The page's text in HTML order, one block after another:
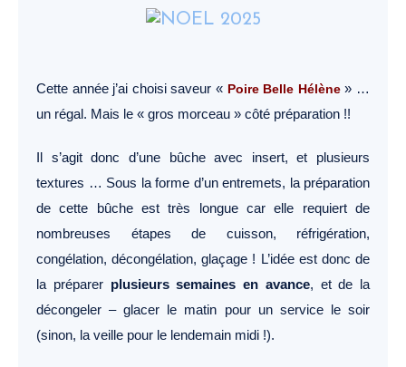
Cette année j’ai choisi saveur « Poire Belle Hélène» …
un régal. Mais le « gros morceau » côté préparation !!
Il s’agit donc d’une bûche avec insert, et plusieurs
textures … Sous la forme d’un entremets, la préparation
de cette bûche est très longue car elle requiert de
nombreuses étapes de cuisson, réfrigération,
congélation, décongélation, glaçage ! L’idée est donc de
la préparer plusieurs semaines en avance, et de la
décongeler – glacer le matin pour un service le soir
(sinon, la veille pour le lendemain midi !).